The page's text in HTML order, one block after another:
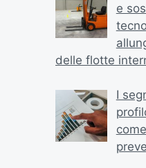
e
delle flotte
I